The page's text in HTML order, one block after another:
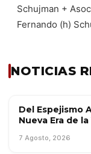
Schujman +
Fernando (h)
NOTICIAS
TENDENCIAS
Del Espejismo
Nueva Era de
7 Agosto, 2026